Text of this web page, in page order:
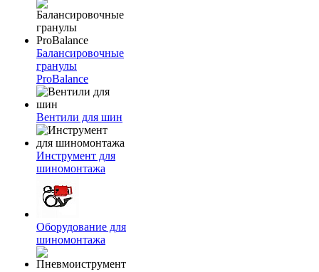
Балансировочные
гранулы
ProBalance
Вентили для шин
Инструмент для
шиномонтажа
Оборудование для
шиномонтажа